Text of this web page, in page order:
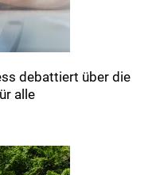
debattiert über die
alle